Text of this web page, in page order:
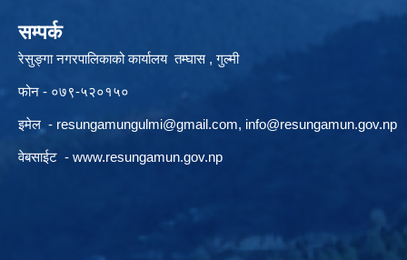
सम्पर्क
रेसुङ्गा नगरपालिकाको कार्यालय तम्घास , गुल्मी
फोन - ०७९-५२०१५०
इमेल - resungamungulmi@gmail.com, info@resungamun.gov.np
वेबसाईट - www.resungamun.gov.np